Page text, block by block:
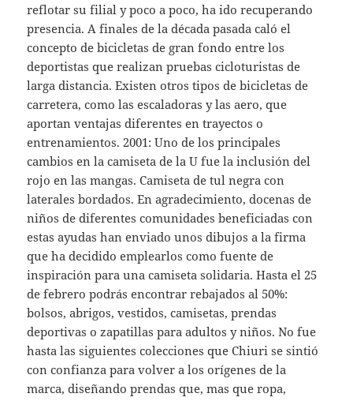
reflotar su filial y poco a poco, ha ido recuperando
presencia. A finales de la década pasada caló el
concepto de bicicletas de gran fondo entre los
deportistas que realizan pruebas cicloturistas de
larga distancia. Existen otros tipos de bicicletas de
carretera, como las escaladoras y las aero, que
aportan ventajas diferentes en trayectos o
entrenamientos. 2001: Uno de los principales
cambios en la camiseta de la U fue la inclusión del
rojo en las mangas. Camiseta de tul negra con
laterales bordados. En agradecimiento, docenas de
niños de diferentes comunidades beneficiadas con
estas ayudas han enviado unos dibujos a la firma
que ha decidido emplearlos como fuente de
inspiración para una camiseta solidaria. Hasta el 25
de febrero podrás encontrar rebajados al 50%:
bolsos, abrigos, vestidos, camisetas, prendas
deportivas o zapatillas para adultos y niños. No fue
hasta las siguientes colecciones que Chiuri se sintió
con confianza para volver a los orígenes de la
marca, diseñando prendas que, mas que ropa,